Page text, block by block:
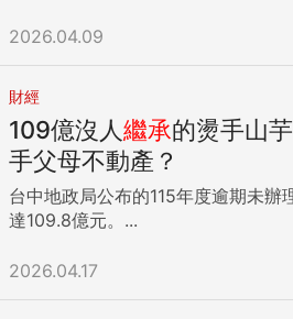
2026.04.09
財經
109億沒人繼承的燙手山
手父母不動產？
台中地政局公布的115年度逾期未辦
達109.8億元。...
2026.04.17